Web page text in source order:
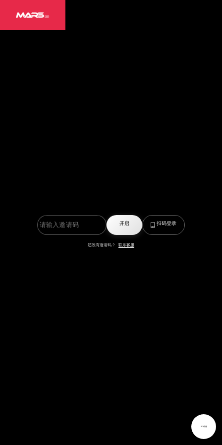
开启 扫码登录
还没有邀请码？ 联系客服
3D动画